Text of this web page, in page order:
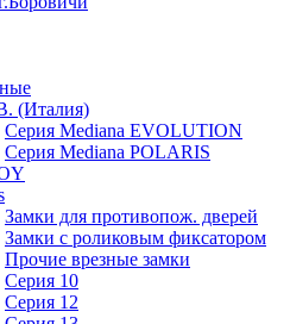
(Италия)
Серия Mediana EVOLUTION
Серия Mediana POLARIS
Замки для противопож. дверей
Замки с роликовым фиксатором
Прочие врезные замки
Серия 10
Серия 12